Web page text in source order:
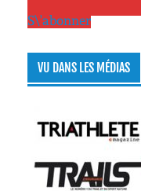
S\'abonner
VU DANS LES MÉDIAS